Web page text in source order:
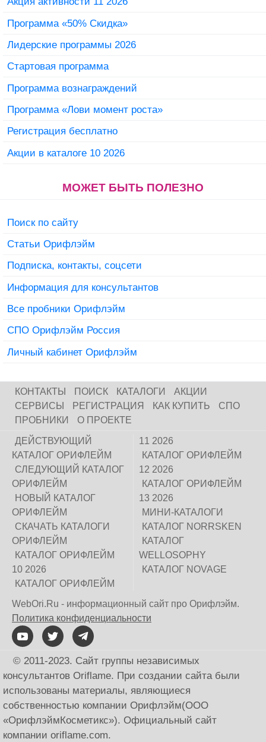
Программа «50% Скидка»
Лидерские программы 2026
Стартовая программа
Программа вознаграждений
Программа «Лови момент роста»
Регистрация бесплатно
Акции в каталоге 10 2026
МОЖЕТ БЫТЬ ПОЛЕЗНО
Поиск по сайту
Статьи Орифлэйм
Подписка, контакты, соцсети
Информация для консультантов
Все пробники Орифлэйм
СПО Орифлэйм Россия
Личный кабинет Орифлэйм
КОНТАКТЫ ПОИСК КАТАЛОГИ
АКЦИИ
СЕРВИСЫ
РЕГИСТРАЦИЯ КАК КУПИТЬ
СПО
ПРОБНИКИ
О ПРОЕКТЕ
ДЕЙСТВУЮЩИЙ
КАТАЛОГ ОРИФЛЕЙМ
СЛЕДУЮЩИЙ КАТАЛОГ
ОРИФЛЕЙМ
НОВЫЙ КАТАЛОГ
ОРИФЛЕЙМ
СКАЧАТЬ КАТАЛОГИ
ОРИФЛЕЙМ
КАТАЛОГ ОРИФЛЕЙМ
10 2026
КАТАЛОГ ОРИФЛЕЙМ
11 2026
КАТАЛОГ ОРИФЛЕЙМ
12 2026
КАТАЛОГ ОРИФЛЕЙМ
13 2026
МИНИ-КАТАЛОГИ
КАТАЛОГ NORRSKEN
КАТАЛОГ
WELLOSOPHY
КАТАЛОГ NOVAGE
WebOri.Ru - информационный сайт про Орифлэйм.
Политика конфиденциальности
© 2011-2023. Сайт группы независимых
консультантов Oriflame. При создании сайта были
использованы материалы, являющиеся
собственностью компании Орифлэйм(ООО
«ОрифлэймКосметикс»). Официальный сайт
компании оriflаme.соm.